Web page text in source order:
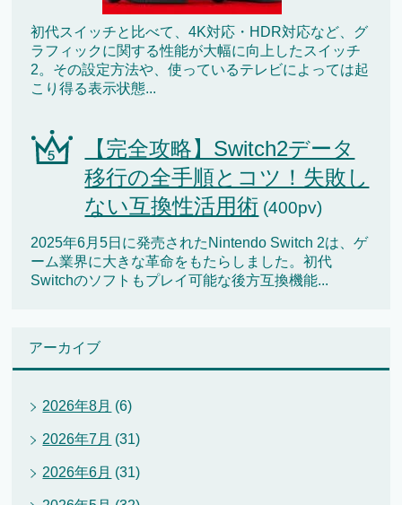
初代スイッチと比べて、4K対応・HDR対応など、グ
ラフィックに関する性能が大幅に向上したスイッチ
2。その設定方法や、使っているテレビによっては起
こり得る表示状態...
【完全攻略】Switch2データ
移行の全手順とコツ！失敗し
ない互換性活用術 (400pv)
2025年6月5日に発売されたNintendo Switch 2は、ゲ
ーム業界に大きな革命をもたらしました。初代
Switchのソフトもプレイ可能な後方互換機能...
アーカイブ
2026年8月 (6)
2026年7月 (31)
2026年6月 (31)